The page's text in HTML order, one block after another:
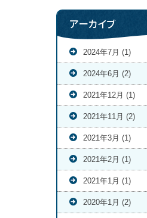
アーカイブ
2024年7月 (1)
2024年6月 (2)
2021年12月 (1)
2021年11月 (2)
2021年3月 (1)
2021年2月 (1)
2021年1月 (1)
2020年1月 (2)